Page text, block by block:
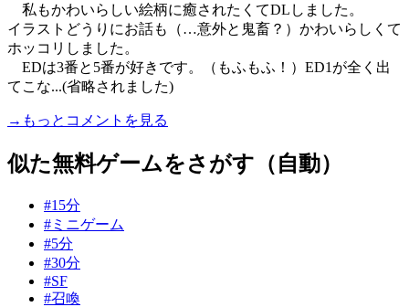
私もかわいらしい絵柄に癒されたくてDLしました。
イラストどうりにお話も（…意外と鬼畜？）かわいらしくて
ホッコリしました。
EDは3番と5番が好きです。（もふもふ！）ED1が全く出
てこな...(省略されました)
→もっとコメントを見る
似た無料ゲームをさがす（自動）
#15分
#ミニゲーム
#5分
#30分
#SF
#召喚